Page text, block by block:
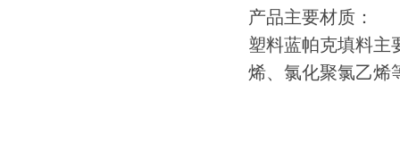
产品主要材质：
塑料蓝帕克填料主
烯、氯化聚氯乙烯